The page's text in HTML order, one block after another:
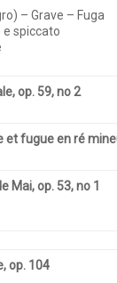
– Grave – Fuga
e spiccato
op. 59, no 2
et fugue en ré
Mai, op. 53, no 1
op. 104